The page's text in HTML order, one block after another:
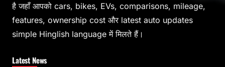
है जहाँ आपको cars, bikes, EVs, comparisons, mileage,
features, ownership cost और latest auto updates
simple Hinglish language में मिलते हैं।
Latest News